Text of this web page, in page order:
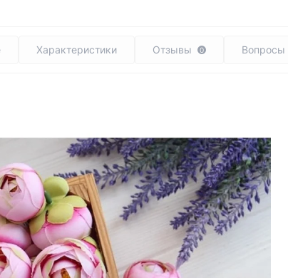
Характеристики Отзывы 0 Вопросы